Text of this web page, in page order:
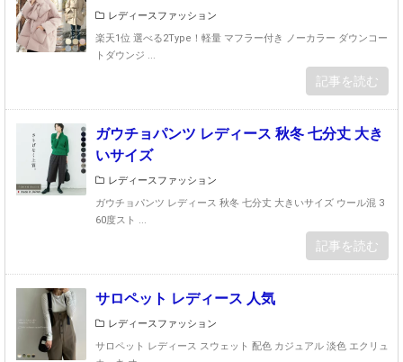
レディースファッション
楽天1位 選べる2Type！軽量 マフラー付き ノーカラー ダウンコー
トダウンジ ...
記事を読む
ガウチョパンツ レディース 秋冬 七分丈 大き
いサイズ
レディースファッション
ガウチョパンツ レディース 秋冬 七分丈 大きいサイズ ウール混 3
60度スト ...
記事を読む
サロペット レディース 人気
レディースファッション
サロペット レディース スウェット 配色 カジュアル 淡色 エクリュ